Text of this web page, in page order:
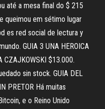
até a mesa final do $ 215
queimou em sétimo lugar
es red social de lectura y
GUIA 3 UNA HEROICA
CZAJKOWSKI $13.000.
sin stock. GUIA DEL
PRETOR Há muitas
e o Reino Unido